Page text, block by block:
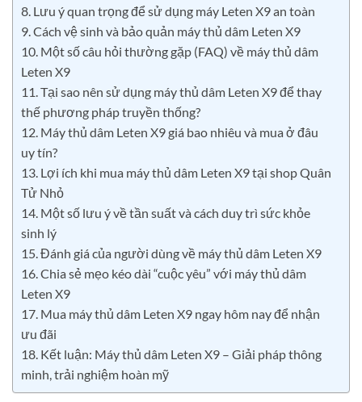
8. Lưu ý quan trọng để sử dụng máy Leten X9 an toàn
9. Cách vệ sinh và bảo quản máy thủ dâm Leten X9
10. Một số câu hỏi thường gặp (FAQ) về máy thủ dâm
Leten X9
11. Tại sao nên sử dụng máy thủ dâm Leten X9 để thay
thế phương pháp truyền thống?
12. Máy thủ dâm Leten X9 giá bao nhiêu và mua ở đâu
uy tín?
13. Lợi ích khi mua máy thủ dâm Leten X9 tại shop Quân
Tử Nhỏ
14. Một số lưu ý về tần suất và cách duy trì sức khỏe
sinh lý
15. Đánh giá của người dùng về máy thủ dâm Leten X9
16. Chia sẻ mẹo kéo dài “cuộc yêu” với máy thủ dâm
Leten X9
17. Mua máy thủ dâm Leten X9 ngay hôm nay để nhận
ưu đãi
18. Kết luận: Máy thủ dâm Leten X9 – Giải pháp thông
minh, trải nghiệm hoàn mỹ